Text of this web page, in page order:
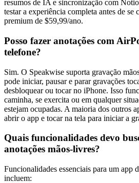
resumos de IA e sincronização com
testar a experiência completa antes de
premium de $59,99/ano.
Posso fazer anotações com
telefone?
Sim. O Speakwise suporta gravação
pode iniciar, pausar e parar gravações
desbloquear ou tocar no iPhone. Isso
caminha, se exercita ou em qualquer
estejam ocupadas. A maioria dos outros
abrir o app e tocar na tela para iniciar a
Quais funcionalidades devo
anotações mãos-livres?
Funcionalidades essenciais para um app
incluem: